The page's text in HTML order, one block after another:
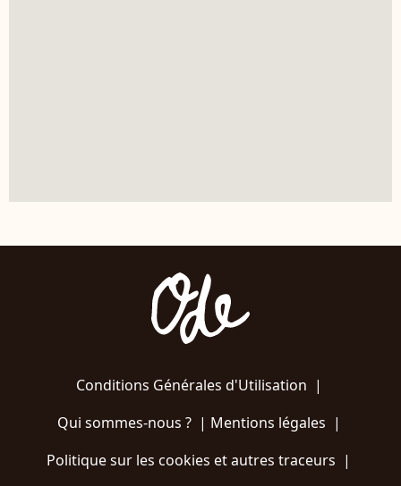
Conditions Générales d'Utilisation |
Qui sommes-nous ?| Mentions légales |
Politique sur les cookies et autres traceurs |